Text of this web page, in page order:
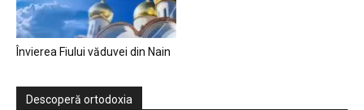
Învierea Fiului văduvei din Nain
Descoperă ortodoxia